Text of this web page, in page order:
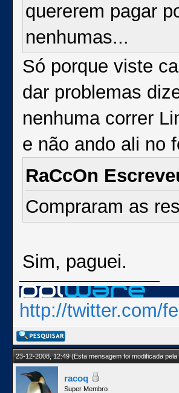
quererem pagar
nenhumas...
Só porque viste
dar problemas
nenhuma correr
e não ando ali no
RaCcOn
Compraram as
Sim, paguei.
http://twitter.com/
23-12-2008, 12:49(Esta mensagem foi modificada
racoq
Super Membro